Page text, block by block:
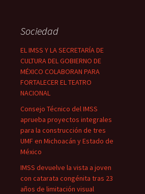
Sociedad
EL IMSS Y LA SECRETARÍA DE
CULTURA DEL GOBIERNO DE
MÉXICO COLABORAN PARA
FORTALECER EL TEATRO
NACIONAL
Consejo Técnico del IMSS
aprueba proyectos integrales
para la construcción de tres
UMF en Michoacán y Estado de
México
IMSS devuelve la vista a joven
con catarata congénita tras 23
años de limitación visual